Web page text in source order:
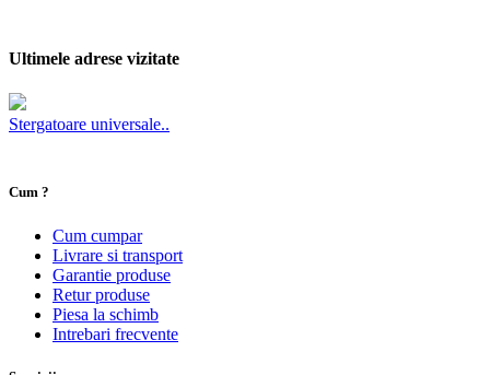
Ultimele adrese vizitate
Stergatoare universale..
Cum ?
Cum cumpar
Livrare si transport
Garantie produse
Retur produse
Piesa la schimb
Intrebari frecvente